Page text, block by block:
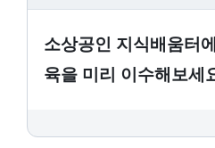
소상공인 지식배움터
육을 미리 이수해보세